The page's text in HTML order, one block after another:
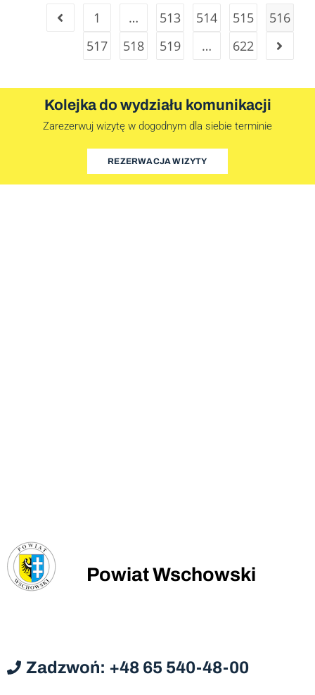
1 … 513 514 515
516
517
518 519 … 622
Kolejka do wydziału komunikacji
Zarezerwuj wizytę w dogodnym dla siebie terminie
REZERWACJA WIZYTY
Powiat Wschowski
Zadzwoń: +48 65 540-48-00